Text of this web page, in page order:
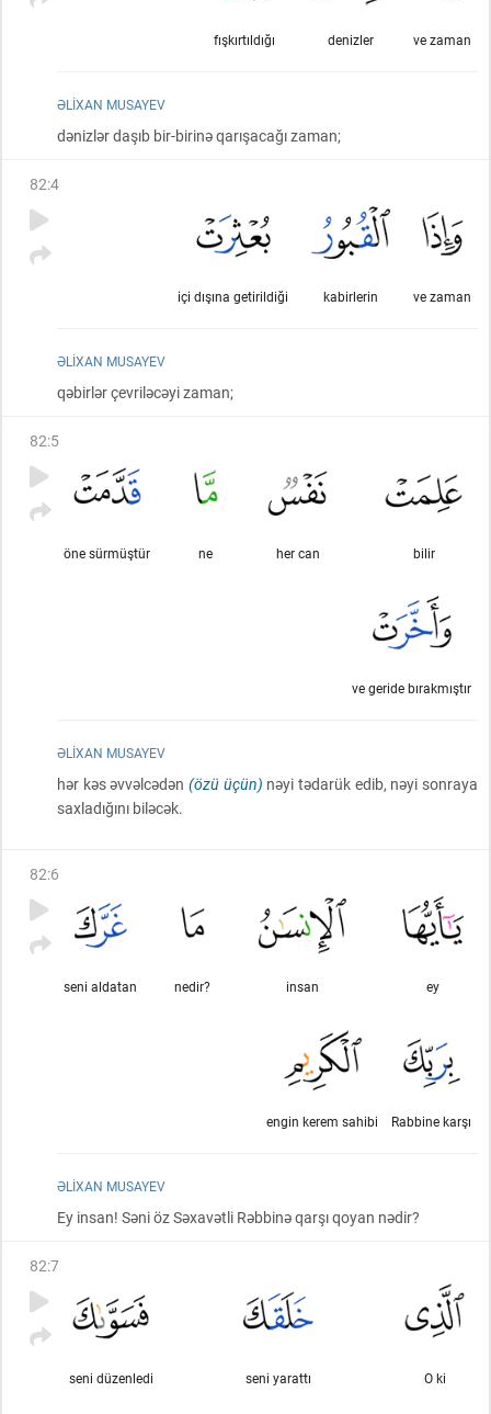
ve zaman
denizler
fışkırtıldığı
ƏLIXAN MUSAYEV
dənizlər daşıb bir-birinə qarışacağı zaman;
82:4
ve zaman
kabirlerin
içi dışına getirildiği
ƏLIXAN MUSAYEV
qəbirlər çevriləcəyi zaman;
82:5
bilir
her can
ne
öne sürmüştür
ve geride bırakmıştır
ƏLIXAN MUSAYEV
hər kəs əvvəlcədən (özü üçün) nəyi tədarük edib, nəyi sonraya
saxladığını biləcək.
82:6
ey
insan
nedir?
seni aldatan
Rabbine karşı
engin kerem sahibi
ƏLIXAN MUSAYEV
Ey insan! Səni öz Səxavətli Rəbbinə qarşı qoyan nədir?
82:7
O ki
seni yarattı
seni düzenledi